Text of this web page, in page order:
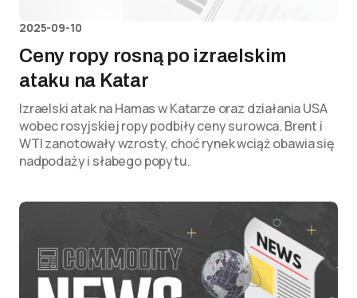
2025-09-10
Ceny ropy rosną po izraelskim
ataku na Katar
Izraelski atak na Hamas w Katarze oraz działania USA
wobec rosyjskiej ropy podbiły ceny surowca. Brent i
WTI zanotowały wzrosty, choć rynek wciąż obawia się
nadpodaży i słabego popytu.